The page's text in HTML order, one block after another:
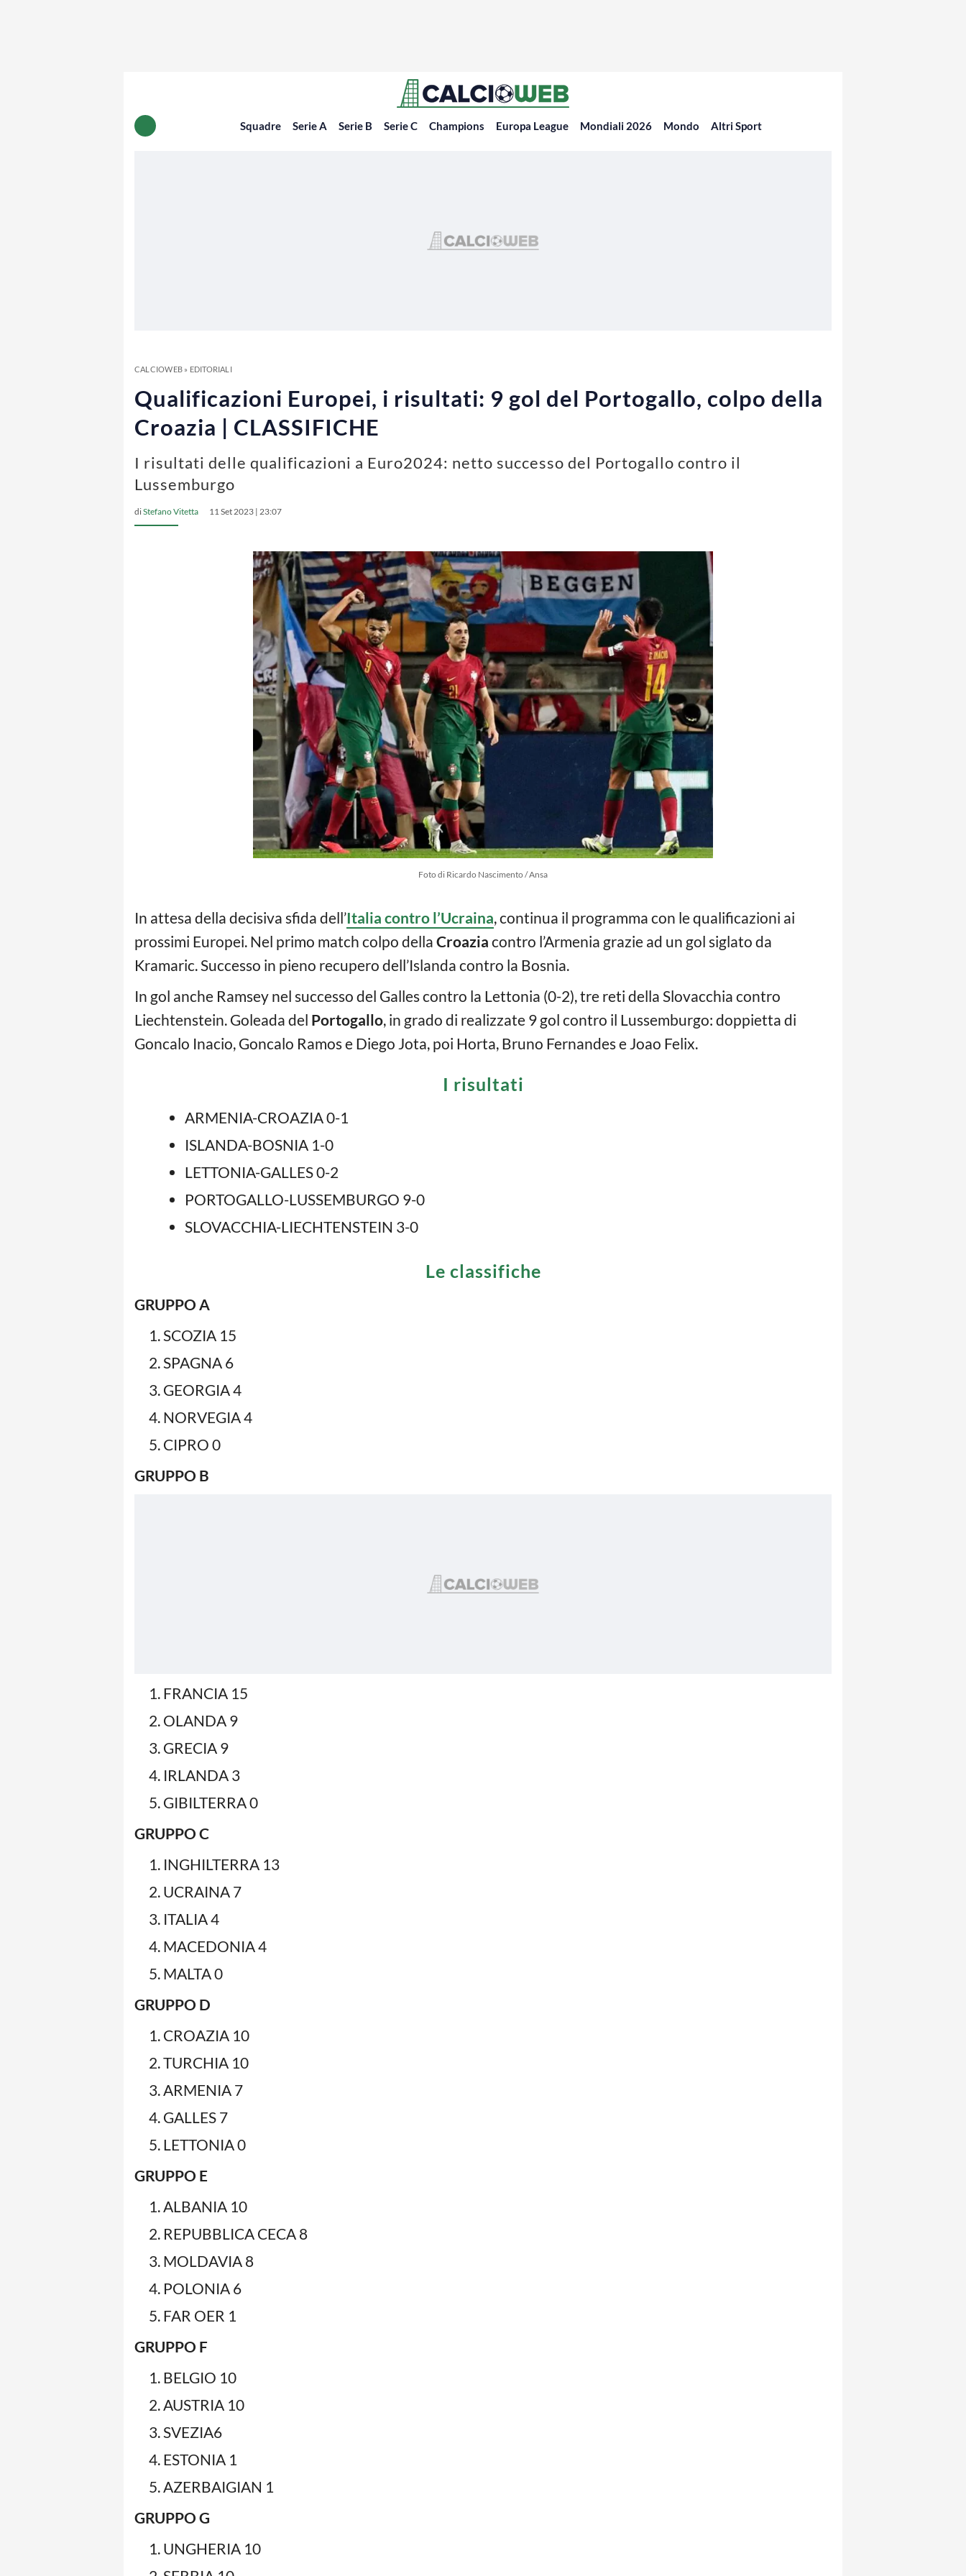
Squadre Serie A Serie B Serie C Champions Europa League Mondiali 2026 Mondo Altri Sport
CALCIOWEB» EDITORIALI
Qualificazioni Europei, i risultati: 9 gol del Portogallo, colpo della
Croazia | CLASSIFICHE
I risultati delle qualificazioni a Euro2024: netto successo del Portogallo contro il
Lussemburgo
diStefano Vitetta 11 Set 2023 | 23:07
Foto di Ricardo Nascimento / Ansa
In attesa della decisiva sfida dell’Italia contro l’Ucraina, continua il programma con le qualificazioni ai
prossimi Europei. Nel primo match colpo della Croazia contro l’Armenia grazie ad un gol siglato da
Kramaric. Successo in pieno recupero dell’Islanda contro la Bosnia.
In gol anche Ramsey nel successo del Galles contro la Lettonia (0-2), tre reti della Slovacchia contro
Liechtenstein. Goleada del Portogallo, in grado di realizzate 9 gol contro il Lussemburgo: doppietta di
Goncalo Inacio, Goncalo Ramos e Diego Jota, poi Horta, Bruno Fernandes e Joao Felix.
I risultati
ARMENIA-CROAZIA 0-1
ISLANDA-BOSNIA 1-0
LETTONIA-GALLES 0-2
PORTOGALLO-LUSSEMBURGO 9-0
SLOVACCHIA-LIECHTENSTEIN 3-0
Le classifiche
GRUPPO A
SCOZIA 15
SPAGNA 6
GEORGIA 4
NORVEGIA 4
CIPRO 0
GRUPPO B
FRANCIA 15
OLANDA 9
GRECIA 9
IRLANDA 3
GIBILTERRA 0
GRUPPO C
INGHILTERRA 13
UCRAINA 7
ITALIA 4
MACEDONIA 4
MALTA 0
GRUPPO D
CROAZIA 10
TURCHIA 10
ARMENIA 7
GALLES 7
LETTONIA 0
GRUPPO E
ALBANIA 10
REPUBBLICA CECA 8
MOLDAVIA 8
POLONIA 6
FAR OER 1
GRUPPO F
BELGIO 10
AUSTRIA 10
SVEZIA6
ESTONIA 1
AZERBAIGIAN 1
GRUPPO G
UNGHERIA 10